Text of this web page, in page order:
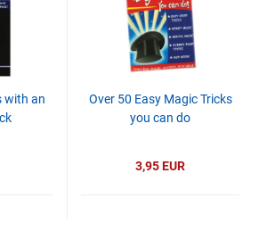
with an
Over 50 Easy Magic Tricks
you can do
3,95 EUR